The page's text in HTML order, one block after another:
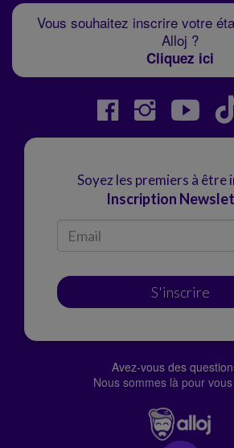
Vous souhaitez inscrire votre
Alloj ?
Cliquez ici
Soyez les premiers à être
Inscription
S'inscrire
Avez-vous des
Nous sommes là pour